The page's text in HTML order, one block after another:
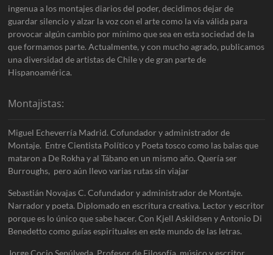
ingenua a los montajes diarios del poder, decidimos dejar de
guardar silencio y alzar la voz con el arte como la vía válida para
provocar algún cambio por mínimo que sea en esta sociedad de la
que formamos parte. Actualmente, y con mucho agrado, publicamos
una diversidad de artistas de Chile y de gran parte de
Hispanoamérica.
Montajistas:
Miguel Echeverría Madrid. Cofundador y administrador de
Montaje. Entre Cientista Político y Poeta tosco como las balas que
mataron a De Rokha y al Tábano en un mismo año. Quería ser
Burroughs, pero aún llevo varias rutas sin viajar
Sebastián Novajas C. Cofundador y administrador de Montaje.
Narrador y poeta. Diplomado en escritura creativa. Lector y escritor
porque es lo único que sabe hacer. Con Kjell Askildsen y Antonio Di
Benedetto como guías espirituales en este mundo de las letras.
Jorge Cocio Sepúlveda. Profesor de Filosofía, músico y escritor.